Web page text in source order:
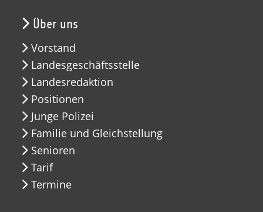
Über uns
Vorstand
Landesgeschäftsstelle
Landesredaktion
Positionen
Junge Polizei
Familie und Gleichstellung
Senioren
Tarif
Termine